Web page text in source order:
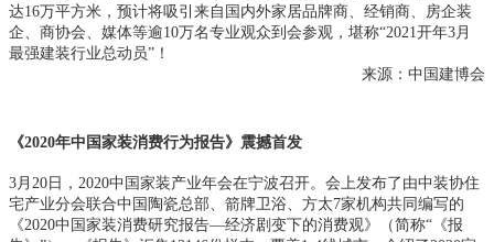
达16万平方米，预计将吸引来自国内外家居品牌商、经销商、房企装
企、商协会、媒体等逾10万名专业观众到会参观，堪称“2021开年3月
最强建装行业总动员”！
来源：中国建博会
《2020年中国家装消费行为报告》震撼首发
3月20日，2020中国家装产业年会在宁波召开。会上发布了由中装协住
宅产业分会联合中国陶瓷总部、箭牌卫浴、方太7家机构共同编写的
《2020中国家装消费研究报告—经济剧变下的消费观》（简称“《报